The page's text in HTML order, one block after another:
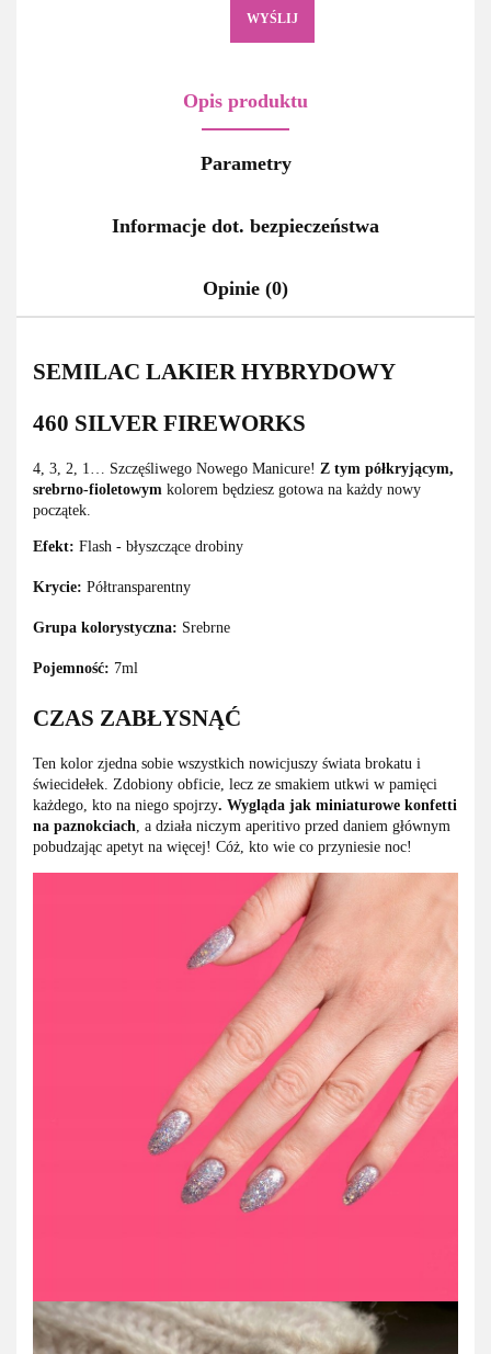
WYŚLIJ
Opis produktu
Parametry
Informacje dot. bezpieczeństwa
Opinie (0)
SEMILAC LAKIER HYBRYDOWY
460 SILVER FIREWORKS
4, 3, 2, 1… Szczęśliwego Nowego Manicure! Z tym półkryjącym,
srebrno-fioletowym kolorem będziesz gotowa na każdy nowy
początek.
Efekt: Flash - błyszczące drobiny
Krycie: Półtransparentny
Grupa kolorystyczna: Srebrne
Pojemność: 7ml
CZAS ZABŁYSNĄĆ
Ten kolor zjedna sobie wszystkich nowicjuszy świata brokatu i
świecidełek. Zdobiony obficie, lecz ze smakiem utkwi w pamięci
każdego, kto na niego spojrzy. Wygląda jak miniaturowe konfetti
na paznokciach, a działa niczym aperitivo przed daniem głównym
pobudzając apetyt na więcej! Cóż, kto wie co przyniesie noc!